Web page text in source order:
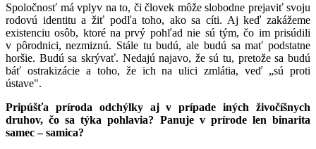
Spoločnosť má vplyv na to, či človek môže slobodne prejaviť svoju
rodovú identitu a žiť podľa toho, ako sa cíti. Aj keď zakážeme
existenciu osôb, ktoré na prvý pohľad nie sú tým, čo im prisúdili
v pôrodnici, nezmiznú. Stále tu budú, ale budú sa mať podstatne
horšie. Budú sa skrývať. Nedajú najavo, že sú tu, pretože sa budú
báť ostrakizácie a toho, že ich na ulici zmlátia, veď „sú proti
ústave".
Pripúšťa príroda odchýlky aj v prípade iných živočíšnych
druhov, čo sa týka pohlavia? Panuje v prírode len binarita
samec – samica?